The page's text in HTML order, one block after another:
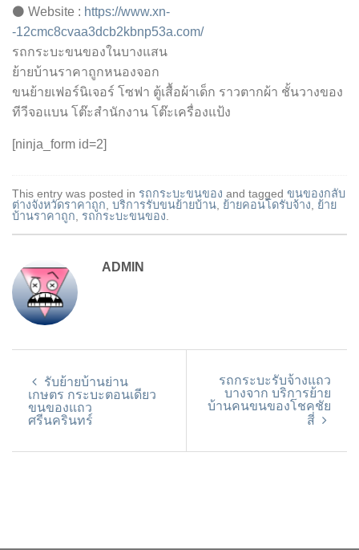
⚫ Website : https://www.xn-
-12cmc8cvaa3dcb2kbnp53a.com/
รถกระบะขนของในบางแสน
ย้ายบ้านราคาถูกหนองจอก
ขนย้ายเฟอร์นิเจอร์ โซฟา ตู้เสื้อผ้าเด็ก ราวตากผ้า ชั้นวางของ
ทีวีจอแบน โต๊ะสำนักงาน โต๊ะเครื่องแป้ง
[ninja_form id=2]
This entry was posted in รถกระบะขนของ and tagged ขนของกลับ
ต่างจังหวัดราคาถูก บริการรับขนย้ายบ้าน ย้ายคอนโดรับจ้าง
ย้าย
บ้านราคาถูก
รถกระบะขนของ
ADMIN
รับย้ายบ้านย่าน
เกษตร กระบะตอนเดียว
ขนของแถว
ศรีนครินทร์
รถกระบะรับจ้างแถว
บางจาก บริการย้าย
บ้านคนขนของโชคชัย
สี่